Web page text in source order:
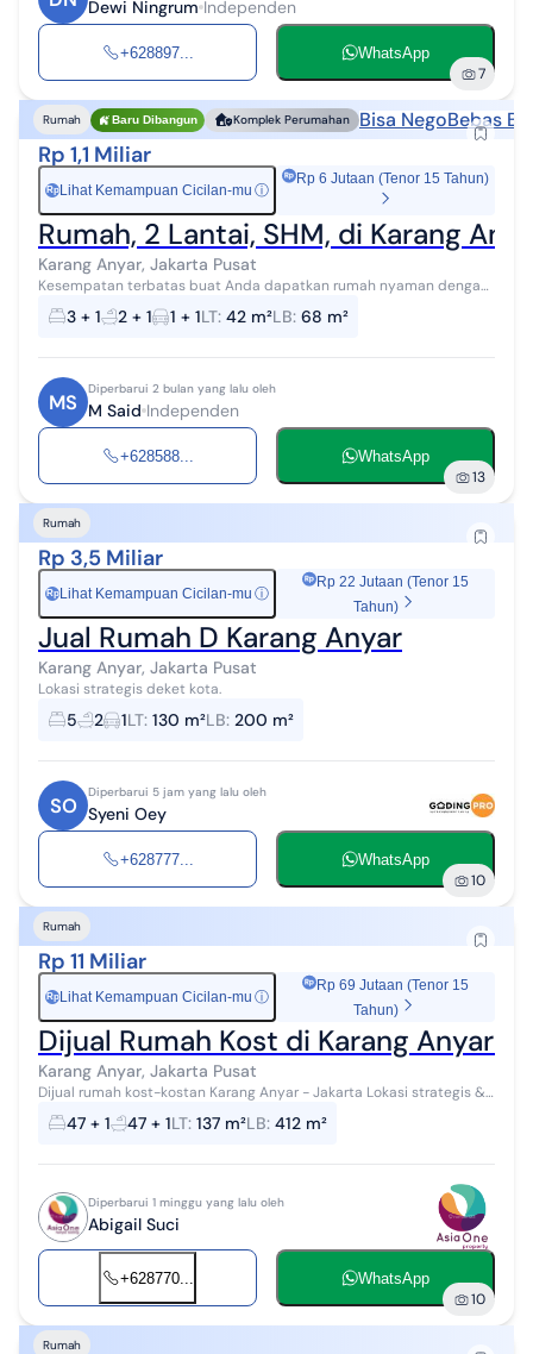
Dewi Ningrum Independen
+628897... WhatsApp
7
Rumah Baru Dibangun Komplek Perumahan Bisa NegoBebas
Rp 1,1 Miliar
Rp Lihat Kemampuan Cicilan-mu ⓘ
Rp 6 Jutaan (Tenor 15 Tahun)
Rumah, 2 Lantai, SHM, di Karang
Karang Anyar, Jakarta Pusat
Kesempatan terbatas buat Anda dapatkan rumah nyaman dengan
return investasi tinggi di Karang Anyar, Jakarta Pusat. Rumah ini
menawarkan kelengkapa...
3 + 1 2 + 1 1 + 1LT: 42 m²LB: 68 m²
MS
Diperbarui 2 bulan yang lalu oleh
M Said Independen
+628588... WhatsApp
13
Rumah
Rp 3,5 Miliar
Rp Lihat Kemampuan Cicilan-mu ⓘ
Rp 22 Jutaan (Tenor 15
Tahun)
Jual Rumah D Karang Anyar
Karang Anyar, Jakarta Pusat
Lokasi strategis deket kota.
5 2 1LT: 130 m²LB: 200 m²
SO
Diperbarui 5 jam yang lalu oleh
Syeni Oey
+628777... WhatsApp
10
Rumah
Rp 11 Miliar
Rp Lihat Kemampuan Cicilan-mu ⓘ
Rp 69 Jutaan (Tenor 15
Tahun)
Dijual Rumah Kost di Karang Anyar
Karang Anyar, Jakarta Pusat
Dijual rumah kost-kostan Karang Anyar - Jakarta Lokasi strategis &
posisi di jalan raya LT 5,5x25 = 137,5 Bangunan 3 lantai KT 47+1 KM
47+1 PBG ko...
47 + 1 47 + 1LT: 137 m²LB: 412 m²
Diperbarui 1 minggu yang lalu oleh
Abigail Suci
+628770... WhatsApp
10
Rumah